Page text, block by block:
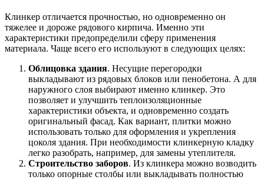
Клинкер отличается прочностью, но одновременно он
тяжелее и дороже рядового кирпича. Именно эти
характеристики предопределили сферу применения
материала. Чаще всего его используют в следующих целях:
Облицовка здания. Несущие перегородки
выкладывают из рядовых блоков или пенобетона. А для
наружного слоя выбирают именно клинкер. Это
позволяет и улучшить теплоизоляционные
характеристики объекта, и одновременно создать
оригинальный фасад. Как вариант, плитки можно
использовать только для оформления и укрепления
цоколя здания. При необходимости клинкерную кладку
легко разобрать, например, для замены утеплителя.
Строительство заборов. Из клинкера можно возводить
только опорные столбы или выкладывать полностью